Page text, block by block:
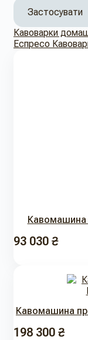
Застосувати
Кавоварки
Еспресо
Кавомашина
93 030 ₴
Кавомашина
198 300 ₴